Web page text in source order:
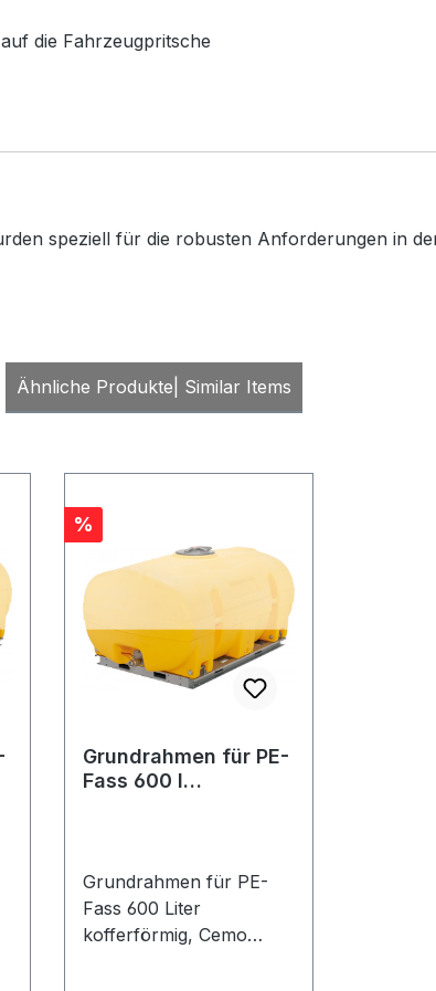
die Fahrzeugpritsche
speziell für die robusten Anforderungen in
Ähnliche Produkte| Similar Items
Rabatt
%
Grundrahmen für PE-
Fass 600 l
Grundrahmen für PE-
Fass 600 Liter
kofferförmig, Cemo